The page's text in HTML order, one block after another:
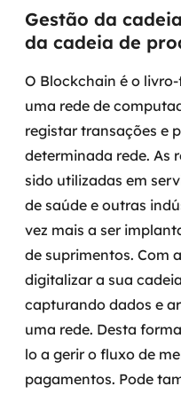
Gestão da
da cadeia de
O Blockchain é o
uma rede de
registar transações e
determinada rede. As
sido utilizadas em
de saúde e outras
vez mais a ser
de suprimentos. Com
digitalizar a sua
capturando dados e
uma rede. Desta
lo a gerir o fluxo de
pagamentos. Pode